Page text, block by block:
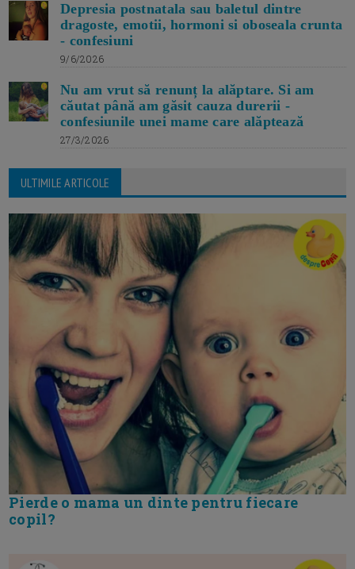
Depresia postnatala sau baletul dintre
dragoste, emotii, hormoni si oboseala crunta
- confesiuni
9/6/2026
Nu am vrut să renunț la alăptare. Si am
căutat până am găsit cauza durerii -
confesiunile unei mame care alăptează
27/3/2026
ULTIMILE ARTICOLE
Pierde o mama un dinte pentru fiecare
copil?